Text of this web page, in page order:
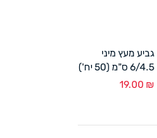
גביע מעץ מיני
6/4.5 ס"מ (50 יח')
19.00 ₪